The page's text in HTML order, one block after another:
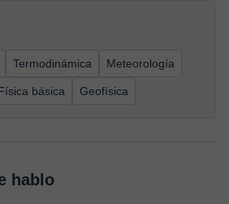
Termodinámica Meteorología
básica Geofísica
hablo